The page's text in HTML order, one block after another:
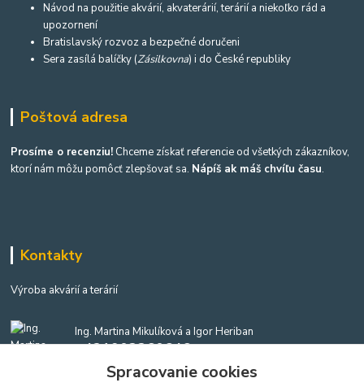
Návod na použitie akvárií, akvaterárií, terárií a niekoľko rád a
upozornení
Bratislavský rozvoz a bezpečné doručeni
Sera zasílá balíčky (Zásilkovna) i do České republiky
Poštová adresa
Prosíme o recenziu! Chceme získať referencie od všetkých zákazníkov,
ktorí nám môžu pomôcť zlepšovať sa. Nápíš ak máš chvíľu času.
Kontakty
Výroba akvárií a terárií
Ing. Martina Mikulíková a Igor Heriban
+421903360646
(Po-Pia, 8-16 hod.)
Spracovanie cookies